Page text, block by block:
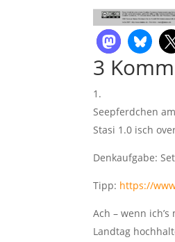
3
Seepferdchen
Stasi 1.0 isch
Denkaufgabe:
Tipp: https://
Ach – wenn
Landtag